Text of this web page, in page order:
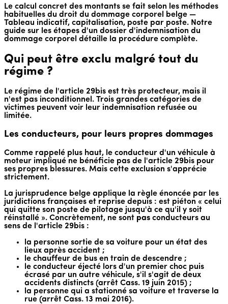
Le calcul concret des montants se fait selon les méthodes
habituelles du droit du dommage corporel belge —
Tableau indicatif, capitalisation, poste par poste. Notre
guide sur les étapes d'un dossier d'indemnisation du
dommage corporel détaille la procédure complète.
Qui peut être exclu malgré tout du
régime ?
Le régime de l'article 29bis est très protecteur, mais il
n'est pas inconditionnel. Trois grandes catégories de
victimes peuvent voir leur indemnisation refusée ou
limitée.
Les conducteurs, pour leurs propres dommages
Comme rappelé plus haut, le conducteur d'un véhicule à
moteur impliqué ne bénéficie pas de l'article 29bis pour
ses propres blessures. Mais cette exclusion s'apprécie
strictement.
La jurisprudence belge applique la règle énoncée par les
juridictions françaises et reprise depuis : est piéton « celui
qui quitte son poste de pilotage jusqu'à ce qu'il y soit
réinstallé ». Concrètement, ne sont pas conducteurs au
sens de l'article 29bis :
la personne sortie de sa voiture pour un état des
lieux après accident ;
le chauffeur de bus en train de descendre ;
le conducteur éjecté lors d'un premier choc puis
écrasé par un autre véhicule, s'il s'agit de deux
accidents distincts (arrêt Cass. 19 juin 2015) ;
la personne qui a stationné sa voiture et traverse la
rue (arrêt Cass. 13 mai 2016).